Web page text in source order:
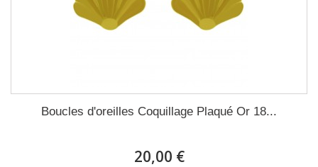
Boucles d'oreilles Coquillage Plaqué Or 18...
20,00 €